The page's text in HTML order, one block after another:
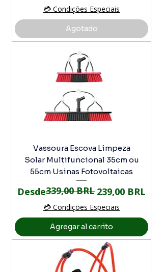
💳 Condições Especiais
Agotado
Vassoura Escova Limpeza
Solar Multifuncional 35cm ou
55cm Usinas Fotovoltaicas
Desde
Precio339,00 BRL 239,00 BRL
Precio de oferta
💳 Condições Especiais
Agregar al carrito